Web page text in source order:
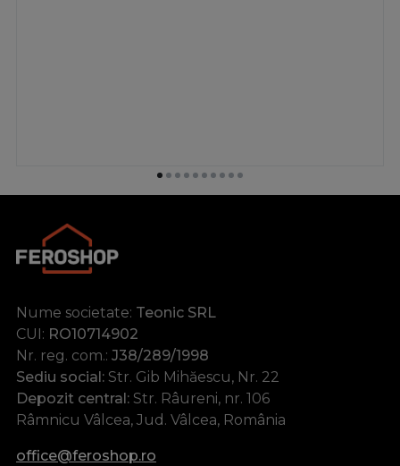
Nume societate: Teonic SRL
CUI: RO10714902
Nr. reg. com.: J38/289/1998
Sediu social: Str. Gib Mihăescu, Nr. 22
Depozit central: Str. Râureni, nr. 106
Râmnicu Vâlcea, Jud. Vâlcea, România
office@feroshop.ro